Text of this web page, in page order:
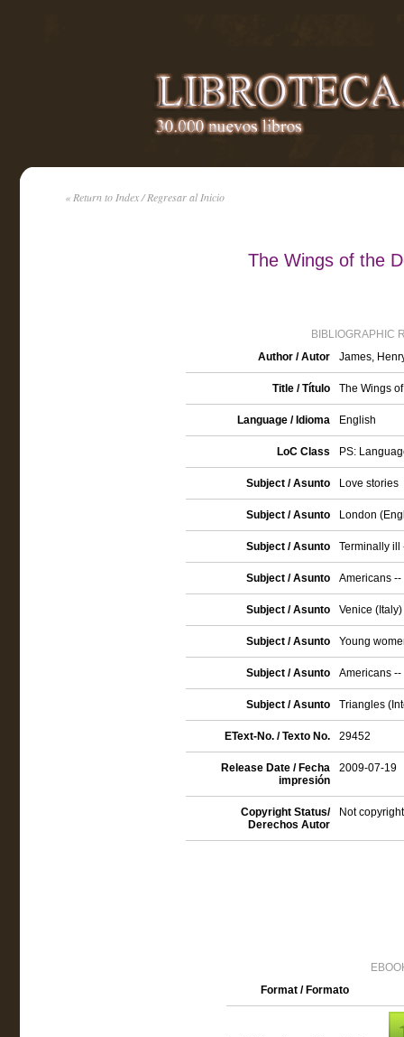
« Return to Index / Regresar al Inicio
The Wings of the
BIBLIOGRAPHIC
Author / Autor
James,
Title / Título The Wings
Language / Idioma English
LoC Class PS:
Subject / Asunto Love stories
Subject / Asunto London
Subject / Asunto Terminally ill
Subject / Asunto Americans
Subject / Asunto Venice
Subject / Asunto Young
Subject / Asunto Americans --
Subject / Asunto Triangles
EText-No. / Texto No. 29452
Release Date / Fecha
impresión
2009-07-19
Copyright Status/
Derechos Autor
Not
Format / Formato